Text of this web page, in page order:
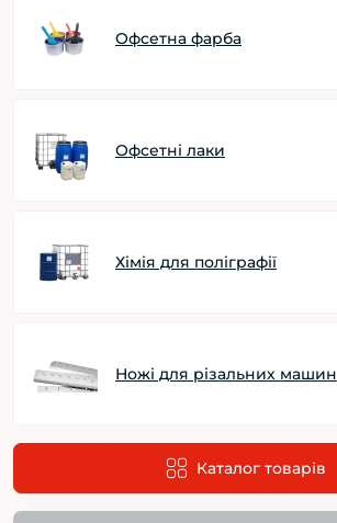
Офсетна фарба
Офсетні лаки
Хімія для поліграфії
Ножі для різальних машин
Каталог товарів